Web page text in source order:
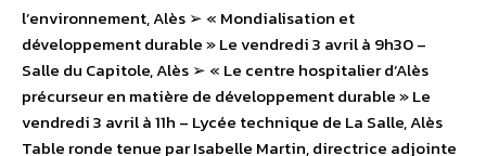
l’environnement, Alès ➢ « Mondialisation et
développement durable » Le vendredi 3 avril à 9h30 –
Salle du Capitole, Alès ➢ « Le centre hospitalier d’Alès
précurseur en matière de développement durable » Le
vendredi 3 avril à 11h – Lycée technique de La Salle, Alès
Table ronde tenue par Isabelle Martin, directrice adjointe